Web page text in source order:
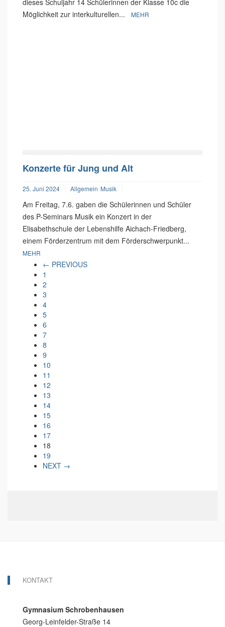
Möglichkeit zur interkulturellen...
MEHR
Konzerte für Jung und Alt
25. Juni 2024 Allgemein Musik
Am Freitag, 7.6. gaben die Schülerinnen und Schüler
des P-Seminars Musik ein Konzert in der
Elisabethschule der Lebenshilfe Aichach-Friedberg,
einem Förderzentrum mit dem Förderschwerpunkt...
MEHR
← PREVIOUS
1
2
3
4
5
6
7
8
9
10
11
12
13
14
15
16
17
18
19
NEXT →
KONTAKT
Gymnasium Schrobenhausen
Georg-Leinfelder-Straße 14